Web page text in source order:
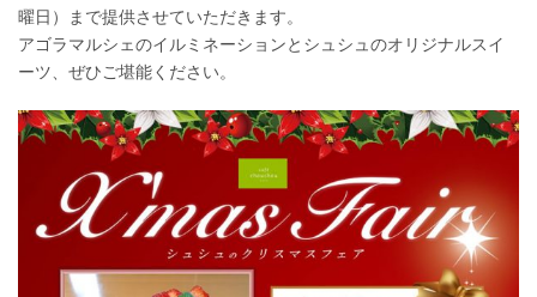
曜日）まで提供させていただきます。
アゴラマルシェのイルミネーションとシュシュのオリジナルスイ
ーツ、ぜひご堪能ください。